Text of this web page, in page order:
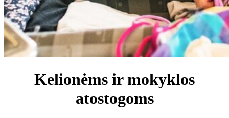
Kelionėms ir mokyklos
atostogoms